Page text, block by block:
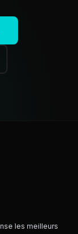
les meilleurs